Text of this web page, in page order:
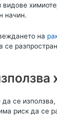
начин.
на
се
се използва,
риск да се